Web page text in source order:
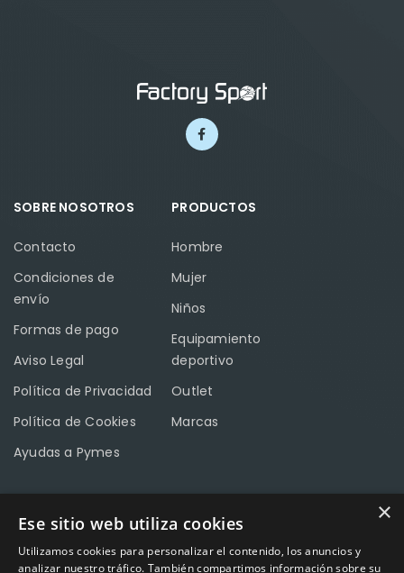
SOBRE NOSOTROS
Contacto
Condiciones de
envío
Formas de pago
Aviso Legal
Política de Privacidad
Política de Cookies
Ayudas a Pymes
PRODUCTOS
Hombre
Mujer
Niños
Equipamiento
deportivo
Outlet
Marcas
CONTACTO
Calle Méndez Núñez nº3 – Fuente Palmera 14120 Córdoba
×
Ese sitio web utiliza cookies
Utilizamos cookies para personalizar el contenido, los anuncios y
analizar nuestro tráfico. También compartimos información sobre su